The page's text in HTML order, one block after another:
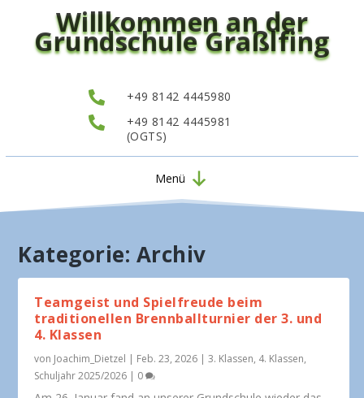
Willkommen an der
Grundschule Graßlfing
 +49 8142 4445980

+49 8142 4445981
(OGTS)
Menü
Kategorie: Archiv
Teamgeist und Spielfreude beim
traditionellen Brennballturnier der 3. und
4. Klassen
von Joachim_Dietzel | Feb. 23, 2026 |3. Klassen, 4. Klassen,
Schuljahr 2025/2026 | 0